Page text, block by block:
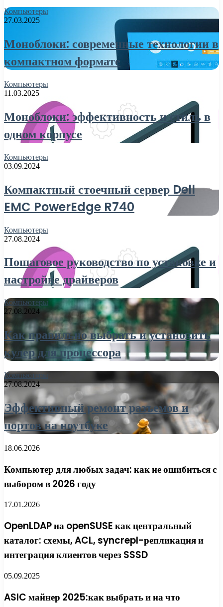
Компьютеры
27.03.2025
Моноблоки: современные технологии в
компактном формате
Компьютеры
11.03.2025
Моноблоки: эффективность и стиль в
одном корпусе
Компьютеры
03.09.2024
Компактный стоечный сервер Dell
EMC PowerEdge R740
Компьютеры
27.08.2024
Пошаговое руководство по установке и
настройке драйверов
Компьютеры
27.08.2024
Как правильно выбрать и установить
кулер для процессора
Компьютеры
27.08.2024
Эффективный ремонт разъемов и
портов на ноутбуке
18.06.2026
Компьютер для любых задач: как не ошибиться с
выбором в 2026 году
17.01.2026
OpenLDAP на openSUSE как центральный
каталог: схемы, ACL, syncrepl-репликация и
интеграция клиентов через SSSD
05.09.2025
ASIC майнер 2025:как выбрать и на что